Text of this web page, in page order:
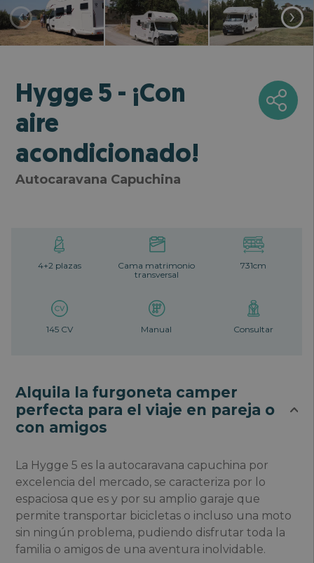
‹ ›
Hygge 5 - ¡Con
aire
acondicionado!
Autocaravana Capuchina
4+2 plazas
Cama matrimonio
transversal
731cm
145 CV Manual Consultar
Alquila la furgoneta camper
perfecta para el viaje en pareja o
con amigos
La Hygge 5 es la autocaravana capuchina por
excelencia del mercado, se caracteriza por lo
espaciosa que es y por su amplio garaje que
permite transportar bicicletas o incluso una moto
sin ningún problema, pudiendo disfrutar toda la
familia o amigos de una aventura inolvidable.